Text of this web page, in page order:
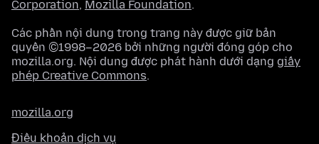
Corporation, Mozilla Foundation.
Các phần nội dung trong trang này được giữ bản
quyền ©1998–2026 bởi những người đóng góp cho
mozilla.org. Nội dung được phát hành dưới dạng giấy
phép Creative Commons.
mozilla.org
Điều khoản dịch vụ